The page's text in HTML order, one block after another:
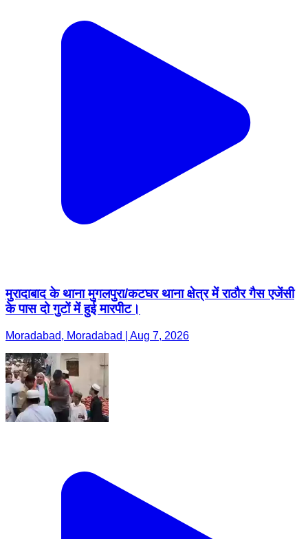
मुरादाबाद के थाना मुगलपुरा/कटघर थाना क्षेत्र में राठौर गैस एजेंसी
के पास दो गुटों में हुई मारपीट।
Moradabad, Moradabad | Aug 7, 2026